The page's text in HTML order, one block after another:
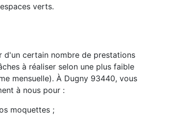
verts.
d'un certain nombre de prestations
à réaliser selon une plus faible
mensuelle). À Dugny 93440, vous
à nous pour :
moquettes ;